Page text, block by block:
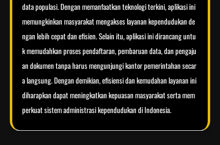
data populasi. Dengan memanfaatkan teknologi terkini, aplikasi ini
memungkinkan masyarakat mengakses layanan kependudukan de
ngan lebih cepat dan efisien. Selain itu, aplikasi ini dirancang untu
k memudahkan proses pendaftaran, pembaruan data, dan pengaju
an dokumen tanpa harus mengunjungi kantor pemerintahan secar
a langsung. Dengan demikian, efisiensi dan kemudahan layanan ini
diharapkan dapat meningkatkan kepuasan masyarakat serta mem
perkuat sistem administrasi kependudukan di Indonesia.